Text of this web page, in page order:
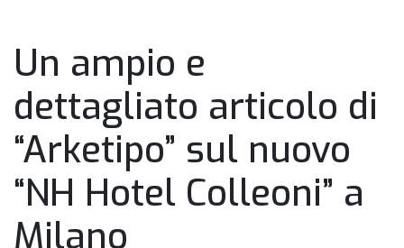
Un ampio e
dettagliato articolo di
“Arketipo” sul nuovo
“NH Hotel Colleoni” a
Milano